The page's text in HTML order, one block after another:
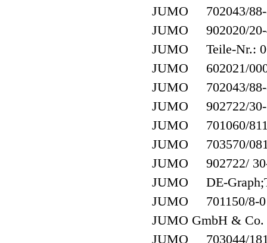
JUMO 702043/88-
JUMO 902020/20-
JUMO Teile-Nr.:
JUMO 602021/
JUMO 702043/88-
JUMO 902722/30-
JUMO 701060/
JUMO 703570/
JUMO 902722/ 30-
JUMO DE-
JUMO 701150/8-
JUMO GmbH & Co.
JUMO 703044/